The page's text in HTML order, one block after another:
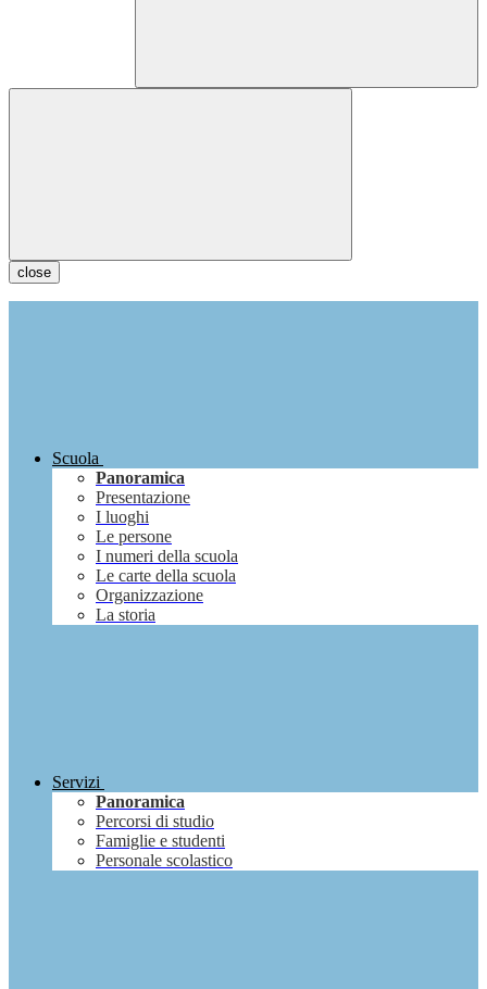
close
Scuola
Panoramica
Presentazione
I luoghi
Le persone
I numeri della scuola
Le carte della scuola
Organizzazione
La storia
Servizi
Panoramica
Percorsi di studio
Famiglie e studenti
Personale scolastico